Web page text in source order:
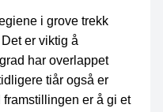
i grove trekk
er viktig å
har overlappet
tiår også er
er å gi et